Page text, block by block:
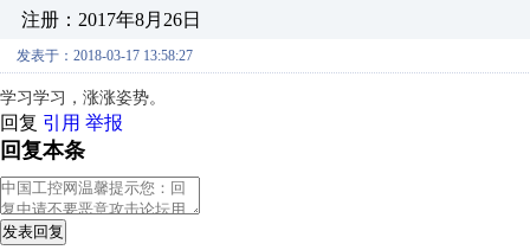
注册：2017年8月26日
发表于：2018-03-17 13:58:27
学习学习，涨涨姿势。
回复 引用 举报
回复本条
发表回复